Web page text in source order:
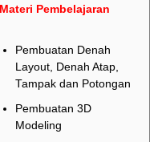
Materi Pembelajaran
Pembuatan Denah
Layout, Denah Atap,
Tampak dan Potongan
Pembuatan 3D
Modeling